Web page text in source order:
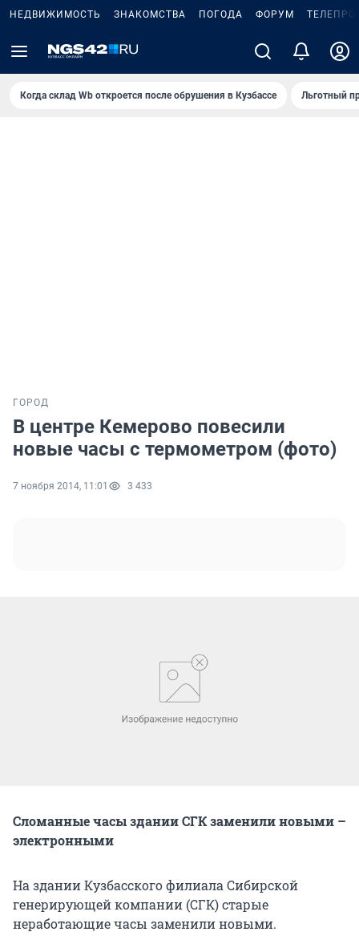
НЕДВИЖИМОСТЬ ЗНАКОМСТВА ПОГОДА ФОРУМ
Когда склад Wb откроется после обрушения в Кузбассе Льготный
ГОРОД
В центре Кемерово повесили
новые часы с термометром (фото)
7 ноября 2014, 11:01 3 433
Сломанные часы здании СГК заменили новыми –
электронными
На здании Кузбасского филиала Сибирской
генерирующей компании (СГК) старые
неработающие часы заменили новыми.